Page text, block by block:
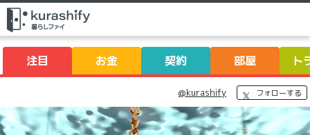
注目 お金 契約 部屋 ト
@kurashify フォローする